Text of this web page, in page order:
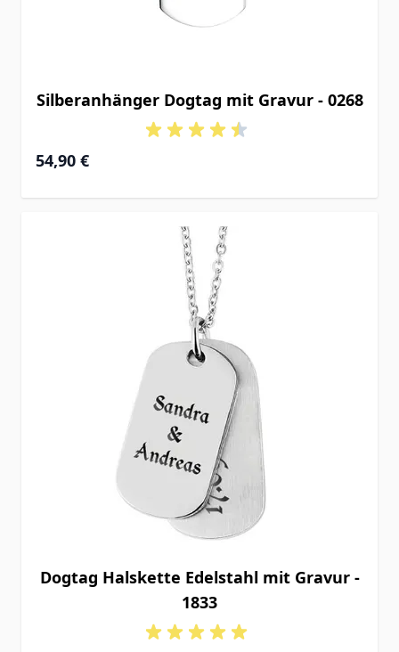
Silberanhänger Dogtag mit Gravur - 0268
54,90 €
Dogtag Halskette Edelstahl mit Gravur -
1833